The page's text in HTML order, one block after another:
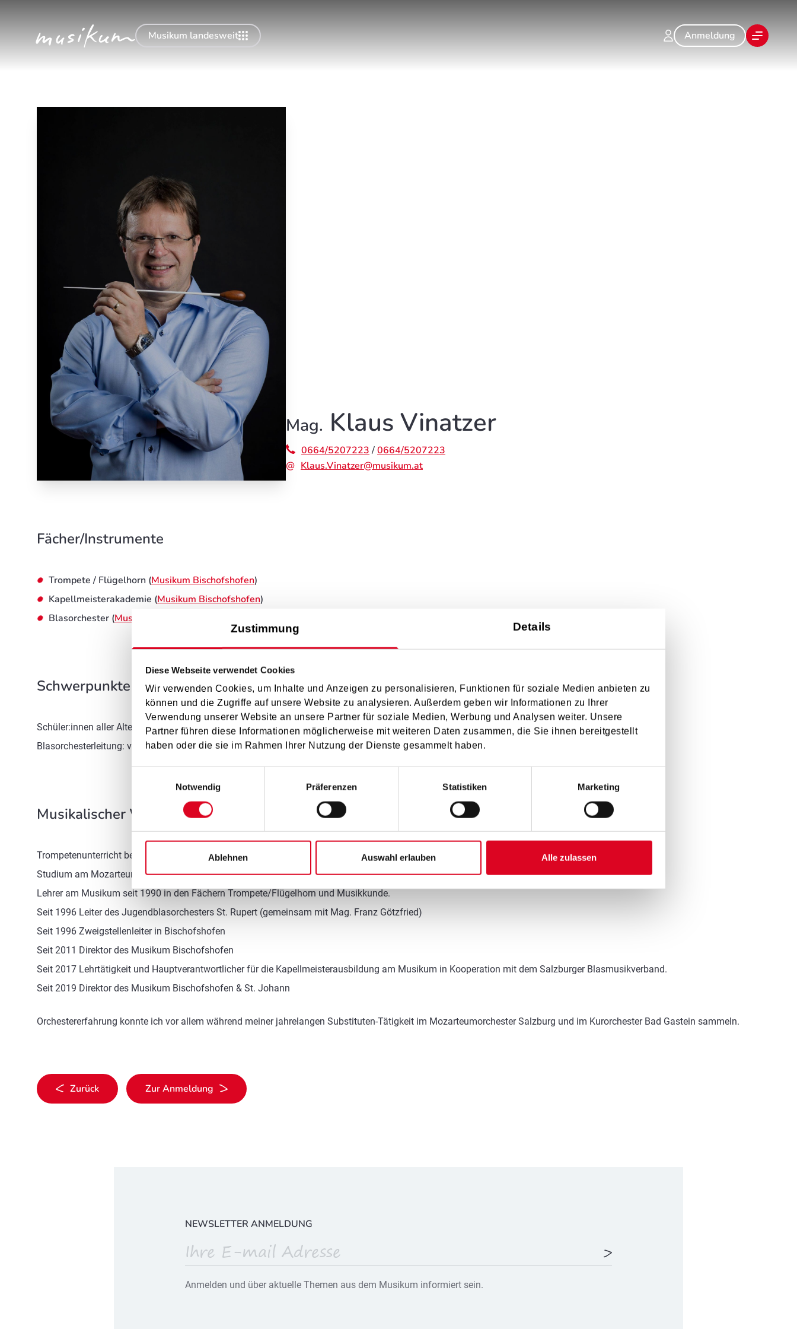
Zustimmung Details
Diese Webseite verwendet Cookies
Wir verwenden Cookies, um Inhalte und Anzeigen zu personalisieren, Funktionen für soziale Medien anbieten zu
können und die Zugriffe auf unsere Website zu analysieren. Außerdem geben wir Informationen zu Ihrer
Verwendung unserer Website an unsere Partner für soziale Medien, Werbung und Analysen weiter. Unsere
Partner führen diese Informationen möglicherweise mit weiteren Daten zusammen, die Sie ihnen bereitgestellt
haben oder die sie im Rahmen Ihrer Nutzung der Dienste gesammelt haben.
Notwendig
Präferenzen Statistiken Marketing
Ablehnen Auswahl erlauben Alle zulassen
Musikum landesweit Anmeldung
Mag. Klaus Vinatzer
0664/5207223 /0664/5207223
Klaus.Vinatzer@musikum.at
Fächer/Instrumente
Trompete / Flügelhorn (Musikum Bischofshofen)
Kapellmeisterakademie (Musikum Bischofshofen)
Blasorchester (Musikum Bischofshofen
Schwerpunkte im Unterricht
Schüler:innen aller Alters- & Leistungsstufen bestmöglich zu fördern.
Blasorchesterleitung: vom Jugendblasorchester bis zum Auswahlorchester
Musikalischer Werdegang
Trompetenunterricht bei Alois Lechner und Prof. Hannes Spitzer (damals Salzburger Musikschulwerk)
Studium am Mozarteum bei Prof. Friedrich Kramer, Prof. Hans Eidenberger und Prof. Hans Gansch.
Lehrer am Musikum seit 1990 in den Fächern Trompete/Flügelhorn und Musikkunde.
Seit 1996 Leiter des Jugendblasorchesters St. Rupert (gemeinsam mit Mag. Franz Götzfried)
Seit 1996 Zweigstellenleiter in Bischofshofen
Seit 2011 Direktor des Musikum Bischofshofen
Seit 2017 Lehrtätigkeit und Hauptverantwortlicher für die Kapellmeisterausbildung am Musikum in Kooperation mit dem Salzburger Blasmusikverband.
Seit 2019 Direktor des Musikum Bischofshofen & St. Johann
Orchestererfahrung konnte ich vor allem während meiner jahrelangen Substituten-Tätigkeit im Mozarteumorchester Salzburg und im Kurorchester Bad Gastein sammeln.
Zurück Zur Anmeldung
NEWSLETTER ANMELDUNG
Anmelden und über aktuelle Themen aus dem Musikum informiert sein.